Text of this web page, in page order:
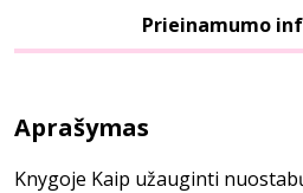
Prieinamumo
Aprašymas
Knygoje Kaip užauginti